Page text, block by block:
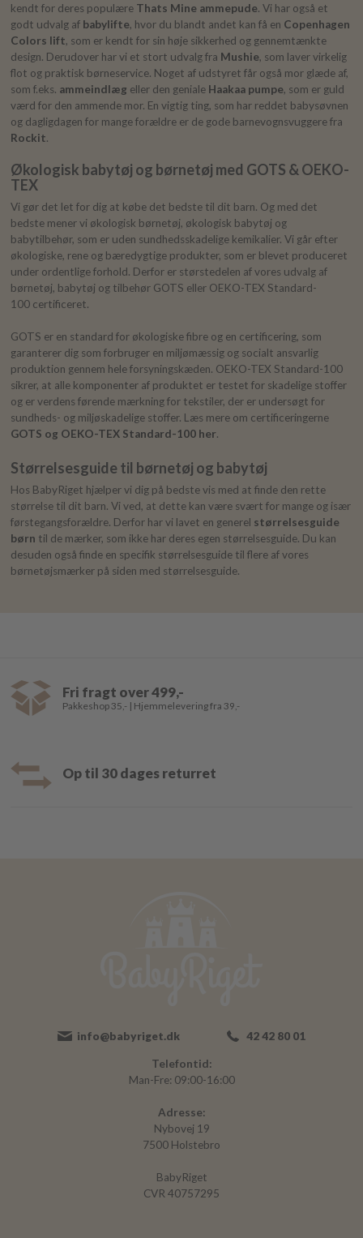
kendt for deres populære Thats Mine ammepude. Vi har også et
godt udvalg af babylifte, hvor du blandt andet kan få en Copenhagen
Colors lift, som er kendt for sin høje sikkerhed og gennemtænkte
design. Derudover har vi et stort udvalg fra Mushie, som laver virkelig
flot og praktisk børneservice. Noget af udstyret får også mor glæde af,
som f.eks. ammeindlæg eller den geniale Haakaa pumpe, som er guld
værd for den ammende mor. En vigtig ting, som har reddet babysøvnen
og dagligdagen for mange forældre er de gode barnevognsvuggere fra
Rockit.
Økologisk babytøj og børnetøj med GOTS & OEKO-
TEX
Vi gør det let for dig at købe det bedste til dit barn. Og med det
bedste mener vi økologisk børnetøj, økologisk babytøj og
babytilbehør, som er uden sundhedsskadelige kemikalier. Vi går efter
økologiske, rene og bæredygtige produkter, som er blevet produceret
under ordentlige forhold. Derfor er størstedelen af vores udvalg af
børnetøj, babytøj og tilbehør GOTS eller OEKO-TEX Standard-
100 certificeret.
GOTS er en standard for økologiske fibre og en certificering, som
garanterer dig som forbruger en miljømæssig og socialt ansvarlig
produktion gennem hele forsyningskæden. OEKO-TEX Standard-100
sikrer, at alle komponenter af produktet er testet for skadelige stoffer
og er verdens førende mærkning for tekstiler, der er undersøgt for
sundheds- og miljøskadelige stoffer. Læs mere om certificeringerne
GOTS og OEKO-TEX Standard-100 her.
Størrelsesguide til børnetøj og babytøj
Hos BabyRiget hjælper vi dig på bedste vis med at finde den rette
størrelse til dit barn. Vi ved, at dette kan være svært for mange og især
førstegangsforældre. Derfor har vi lavet en generel størrelsesguide
børn til de mærker, som ikke har deres egen størrelsesguide. Du kan
desuden også finde en specifik størrelsesguide til flere af vores
børnetøjsmærker på siden med størrelsesguide.
Fri fragt over 499,-
Pakkeshop 35,- | Hjemmelevering fra 39,-
Op til 30 dages returret
info@babyriget.dk 42 42 80 01
Telefontid:
Man-Fre: 09:00-16:00
Adresse:
Nybovej 19
7500 Holstebro
BabyRiget
CVR 40757295